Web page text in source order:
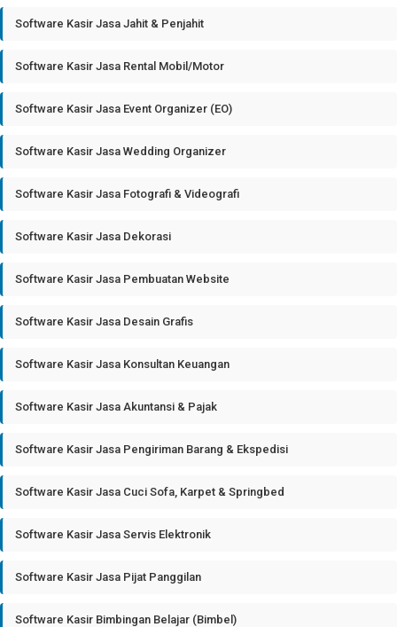
Software Kasir Jasa Jahit & Penjahit
Software Kasir Jasa Rental Mobil/Motor
Software Kasir Jasa Event Organizer (EO)
Software Kasir Jasa Wedding Organizer
Software Kasir Jasa Fotografi & Videografi
Software Kasir Jasa Dekorasi
Software Kasir Jasa Pembuatan Website
Software Kasir Jasa Desain Grafis
Software Kasir Jasa Konsultan Keuangan
Software Kasir Jasa Akuntansi & Pajak
Software Kasir Jasa Pengiriman Barang & Ekspedisi
Software Kasir Jasa Cuci Sofa, Karpet & Springbed
Software Kasir Jasa Servis Elektronik
Software Kasir Jasa Pijat Panggilan
Software Kasir Bimbingan Belajar (Bimbel)